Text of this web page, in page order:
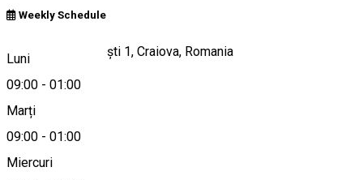
Weekly Schedule
Luni
09:00 - 01:00
Marți
09:00 - 01:00
Miercuri
Strada Frații Buzești 1, Craiova, Romania
Hartă